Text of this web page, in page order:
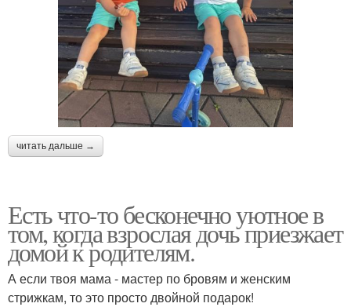
читать дальше →
Есть что-то бесконечно уютное в
том, когда взрослая дочь приезжает
домой к родителям.
А если твоя мама - мастер по бровям и женским
стрижкам, то это просто двойной подарок!